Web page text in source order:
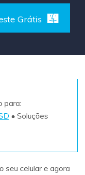
Mac
OS RECURSOS
Entrar
Grátis
para:
• Soluções
seu celular e agora